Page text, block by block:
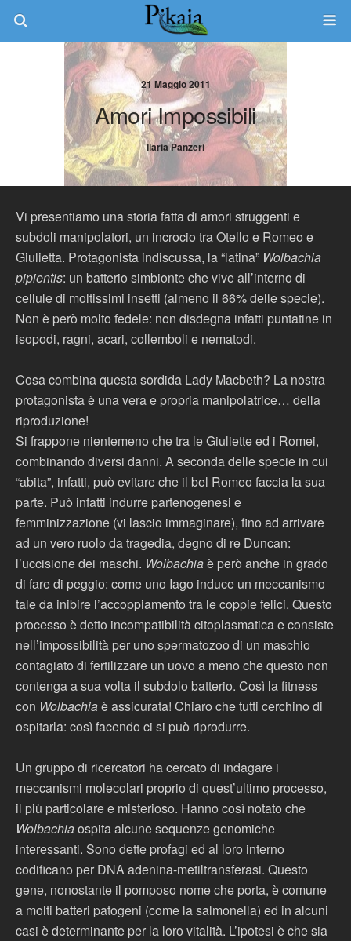
21 Maggio 2011
Amori Impossibili
Ilaria Panzeri
Vi presentiamo una storia fatta di amori struggenti e
subdoli manipolatori, un incrocio tra Otello e Romeo e
Giulietta. Protagonista indiscussa, la “latina” Wolbachia
pipientis: un batterio simbionte che vive all’interno di
cellule di moltissimi insetti (almeno il 66% delle specie).
Non è però molto fedele: non disdegna infatti puntatine in
isopodi, ragni, acari, collemboli e nematodi.
Cosa combina questa sordida Lady Macbeth? La nostra
protagonista è una vera e propria manipolatrice… della
riproduzione!
Si frappone nientemeno che tra le Giuliette ed i Romei,
combinando diversi danni. A seconda delle specie in cui
“abita”, infatti, può evitare che il bel Romeo faccia la sua
parte. Può infatti indurre partenogenesi e
femminizzazione (vi lascio immaginare), fino ad arrivare
ad un vero ruolo da tragedia, degno di re Duncan:
l’uccisione dei maschi. Wolbachiaè però anche in grado
di fare di peggio: come uno Iago induce un meccanismo
tale da inibire l’accoppiamento tra le coppie felici. Questo
processo è detto incompatibilità citoplasmatica e consiste
nell’impossibilità per uno spermatozoo di un maschio
contagiato di fertilizzare un uovo a meno che questo non
contenga a sua volta il subdolo batterio. Così la fitness
con Wolbachiaè assicurata! Chiaro che tutti cerchino di
ospitarla: così facendo ci si può riprodurre.
Un gruppo di ricercatori ha cercato di indagare i
meccanismi molecolari proprio di quest’ultimo processo,
il più particolare e misterioso. Hanno così notato che
Wolbachiaospita alcune sequenze genomiche
interessanti. Sono dette profagi ed al loro interno
codificano per DNA adenina-metiltransferasi. Questo
gene, nonostante il pomposo nome che porta, è comune
a molti batteri patogeni (come la salmonella) ed in alcuni
casi è determinante per la loro vitalità. L’ipotesi è che sia